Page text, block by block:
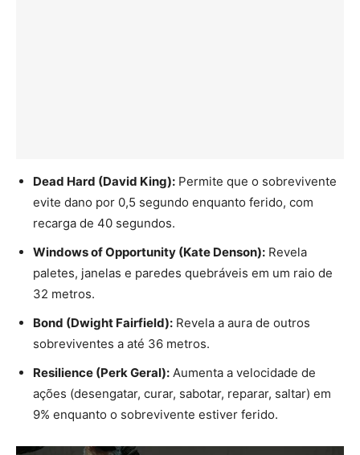
Dead Hard (David King): Permite que o sobrevivente
evite dano por 0,5 segundo enquanto ferido, com
recarga de 40 segundos.
Windows of Opportunity (Kate Denson): Revela
paletes, janelas e paredes quebráveis em um raio de
32 metros.
Bond (Dwight Fairfield): Revela a aura de outros
sobreviventes a até 36 metros.
Resilience (Perk Geral): Aumenta a velocidade de
ações (desengatar, curar, sabotar, reparar, saltar) em
9% enquanto o sobrevivente estiver ferido.